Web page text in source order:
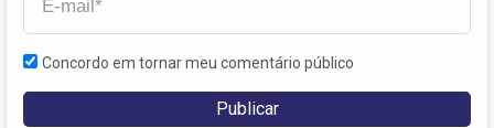
Concordo em tornar meu comentário público